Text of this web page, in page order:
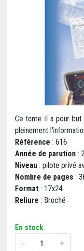
Ce tome II a pour
pleinement
Référence : 616
Année de parution :
Niveau : pilote privé
Nombre de pages :
Format : 17x24
Reliure : Broché
En stock
-
+